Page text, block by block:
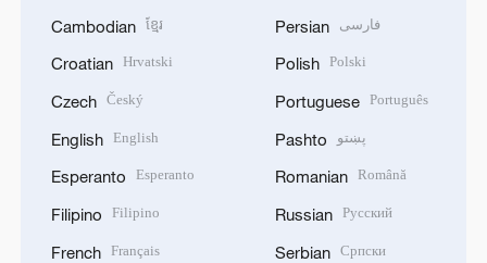
Cambodian ខ្មែរ
Croatian Hrvatski
Czech Český
English English
Esperanto Esperanto
Filipino Filipino
French Français
Persian فارسی
Polish Polski
Portuguese Português
Pashto پښتو
Romanian Română
Russian Русский
Serbian Српски